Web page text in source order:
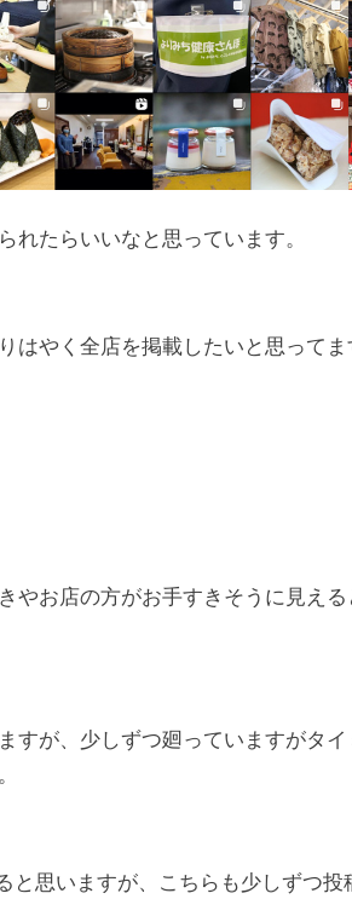
れたらいいなと思っています。
はやく全店を掲載したいと思って
やお店の方がお手すきそうに見える
すが、少しずつ廻っていますがタ
思いますが、こちらも少しずつ投